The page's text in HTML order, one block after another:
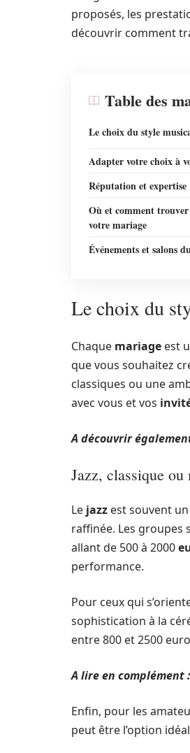
proposés, les
découvrir comment
Table des
Le choix du style
Adapter votre choix à
Réputation et
Où et comment
votre mariage
Événements et salons
Le choix du
Chaque mariage est
que vous souhaitez
classiques ou une
avec vous et vos
A découvrir
Jazz, classique ou
Le jazz est souvent
raffinée. Les groupes
allant de 500 à 2000
performance.
Pour ceux qui
sophistication à la
entre 800 et 2500
A lire en complément :
Enfin, pour les
peut être l’option